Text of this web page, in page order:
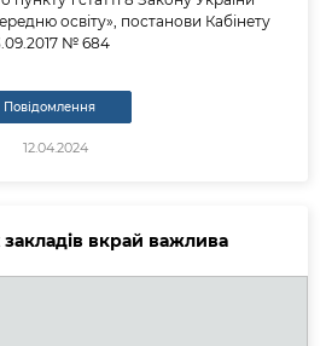
освіту», постанови Кабінету
№ 684
Повідомлення
12.04.2024
закладів вкрай важлива